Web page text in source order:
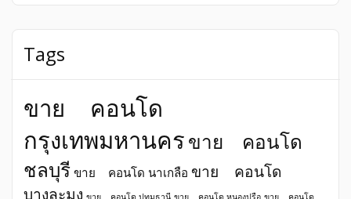
Tags
ขาย คอนโด
กรุงเทพมหานครขาย คอนโด
ชลบุรี ขาย คอนโด นาเกลือ ขาย คอนโด
บางละมุง ขาย คอนโด ปทุมธานี ขาย คอนโด หนองปรือ ขาย คอนโด